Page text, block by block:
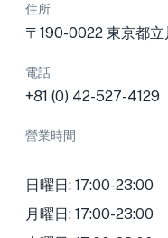
住所
〒190-0022 東京都立
電話
+81 (0) 42-527-4129
營業時間
日曜日: 17:00-23:00
月曜日: 17:00-23:00